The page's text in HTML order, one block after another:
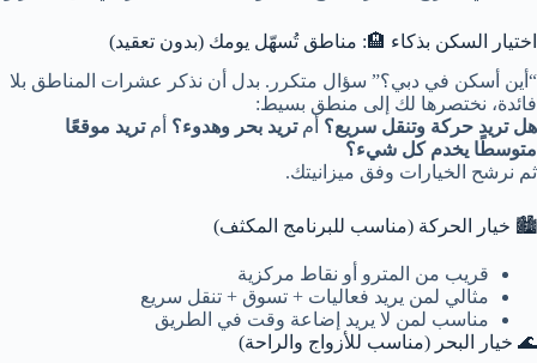
اختيار السكن بذكاء 🏨: مناطق تُسهّل يومك (بدون تعقيد)
“أين أسكن في دبي؟” سؤال متكرر. بدل أن نذكر عشرات المناطق بلا
فائدة، نختصرها لك إلى منطق بسيط:
هل تريد حركة وتنقل سريع؟ أمتريد بحر وهدوء؟ أمتريد موقعًا
متوسطًا يخدم كل شيء؟
ثم نرشح الخيارات وفق ميزانيتك.
🏙️ خيار الحركة (مناسب للبرنامج المكثف)
قريب من المترو أو نقاط مركزية
مثالي لمن يريد فعاليات + تسوق + تنقل سريع
مناسب لمن لا يريد إضاعة وقت في الطريق
🌊 خيار البحر (مناسب للأزواج والراحة)